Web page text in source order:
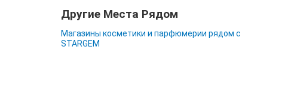
Другие Места Рядом
Магазины косметики и парфюмерии рядом с
STARGEM